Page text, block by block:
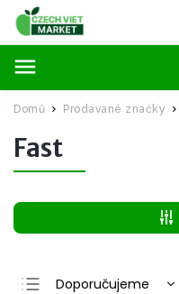
Domů / Prodávané značky /
Fast
Doporučujeme